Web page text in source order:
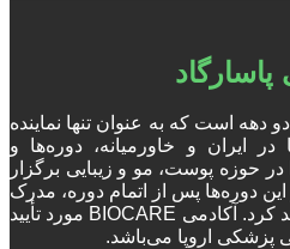
دهه است که به عنوان تنها نماینده
در ایران و خاورمیانه، دوره‌ها و
حوزه پوست، مو و زیبایی برگزار
دوره‌ها پس از اتمام دوره، مدرک
معتبر بین المللی دریافت خواهند کرد. آکادمی BIOCARE مورد تأیید